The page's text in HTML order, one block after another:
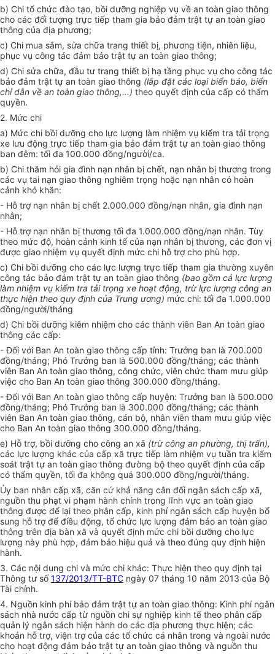
b) Chi tổ chức đào tạo, bồi dưỡng nghiệp vụ về an toàn giao thông
cho các đối tượng trực tiếp tham gia bảo đảm trật tự an toàn giao
thông của địa phương;
c) Chi mua sắm, sửa chữa trang thiết bị, phương tiện, nhiên liệu,
phục vụ công tác đảm bảo trật tự an toàn giao thông;
d) Chi sửa chữa, đầu tư trang thiết bị hạ tầng phục vụ cho công tác
bảo đảm trật tự an toàn giao thông (lắp đặt các loại biển báo, biển
chỉ dẫn về an toàn giao thông,...) theo quyết định của cấp có thẩm
quyền.
2. Mức chi
a) Mức chi bồi dưỡng cho lực lượng làm nhiệm vụ kiểm tra tải trọng
xe lưu động trực tiếp tham gia bảo đảm trật tự an toàn giao thông
ban đêm: tối đa 100.000 đồng/người/ca.
b) Chi thăm hỏi gia đình nạn nhân bị chết, nạn nhân bị thương trong
các vụ tai nạn giao thông nghiêm trọng hoặc nạn nhân có hoàn
cảnh khó khăn:
- Hỗ trợ nạn nhân bị chết 2.000.000 đồng/nạn nhân, gia đình nạn
nhân;
- Hỗ trợ nạn nhân bị thương tối đa 1.000.000 đồng/nạn nhân. Tùy
theo mức độ, hoàn cảnh kinh tế của nạn nhân bị thương, các đơn vị
được giao nhiệm vụ quyết định mức chi hỗ trợ cho phù hợp.
c) Chi bồi dưỡng cho các lực lượng trực tiếp tham gia thường xuyên
công tác bảo đảm trật tự an toàn giao thông (bao gồm cả lực lượng
làm nhiệm vụ kiểm tra tải trọng xe hoạt động, trừ lực lượng công an
thực hiện theo quy định của Trung ương) mức chi: tối đa 1.000.000
đồng/người/tháng
d) Chi bồi dưỡng kiêm nhiệm cho các thành viên Ban An toàn giao
thông các cấp:
- Đối với Ban An toàn giao thông cấp tỉnh: Trưởng ban là 700.000
đồng/tháng; Phó Trưởng ban là 500.000 đồng/tháng; các thành
viên Ban An toàn giao thông, công chức, viên chức tham mưu giúp
việc cho Ban An toàn giao thông 300.000 đồng/tháng.
- Đối với Ban An toàn giao thông cấp huyện: Trưởng ban là 500.000
đồng/tháng; Phó Trưởng ban là 300.000 đồng/tháng; các thành
viên Ban An toàn giao thông, cán bộ, nhân viên tham mưu giúp việc
cho Ban An toàn giao thông 300.000 đồng/tháng.
e) Hỗ trợ, bồi dưỡng cho công an xã (trừ công an phường, thị trấn),
các lực lượng khác của cấp xã trực tiếp làm nhiệm vụ tuần tra kiểm
soát trật tự an toàn giao thông đường bộ theo quyết định của cấp
có thẩm quyền, tối đa không quá 300.000 đồng/người/tháng.
Ủy ban nhân cấp xã, căn cứ khả năng cân đối ngân sách cấp xã,
nguồn thu phạt vi phạm hành chính trong lĩnh vực an toàn giao
thông được để lại theo phân cấp, kinh phí ngân sách cấp huyện bổ
sung hỗ trợ để điều động, tổ chức lực lượng đảm bảo an toàn giao
thông trên địa bàn xã và quyết định mức chi bồi dưỡng cho lực
lượng này phù hợp, đảm bảo hiệu quả và theo đúng quy định hiện
hành.
3. Các nội dung chi và mức chi khác: Thực hiện theo quy định tại
Thông tư số137/2013/TT-BTC ngày 07 tháng 10 năm 2013 của Bộ
Tài chính.
4. Nguồn kinh phí bảo đảm trật tự an toàn giao thông: Kinh phí ngân
sách nhà nước cấp từ nguồn chi sự nghiệp kinh tế theo phân cấp
quản lý ngân sách hiện hành do các địa phương thực hiện; các
khoản hỗ trợ, viện trợ của các tổ chức cá nhân trong và ngoài nước
cho hoạt động đảm bảo trật tự an toàn giao thông và nguồn thu